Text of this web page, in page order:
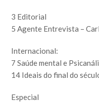
3 Editorial
5 Agente Entrevista –
Internacional:
7 Saúde mental e
14 Ideais do final do
Especial